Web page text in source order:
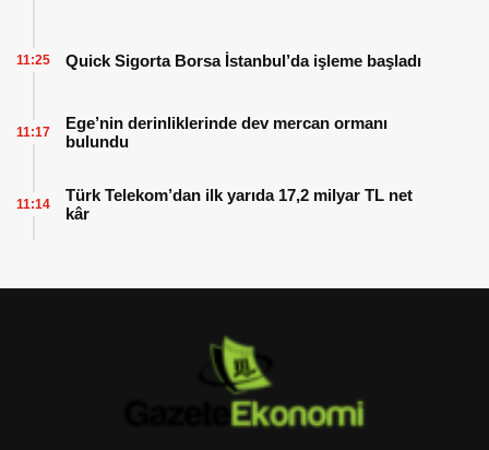
Quick Sigorta Borsa İstanbul’da işleme başladı
11:25
Ege’nin derinliklerinde dev mercan ormanı
bulundu
11:17
Türk Telekom’dan ilk yarıda 17,2 milyar TL net
kâr
11:14